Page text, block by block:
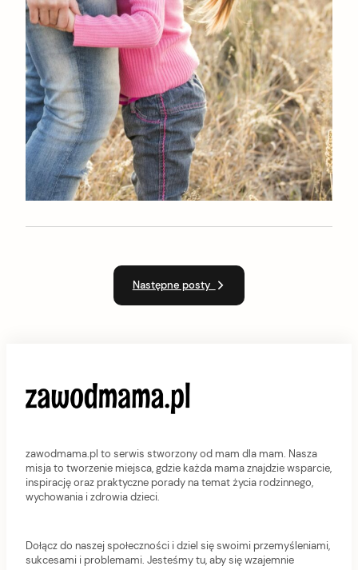
Następne posty
zawodmama.pl to serwis stworzony od mam dla mam. Nasza
misja to tworzenie miejsca, gdzie każda mama znajdzie wsparcie,
inspirację oraz praktyczne porady na temat życia rodzinnego,
wychowania i zdrowia dzieci.
Dołącz do naszej społeczności i dziel się swoimi przemyśleniami,
sukcesami i problemami. Jesteśmy tu, aby się wzajemnie